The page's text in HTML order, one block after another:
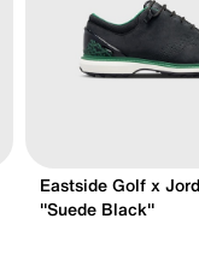
Eastside Golf x
"Suede Black"